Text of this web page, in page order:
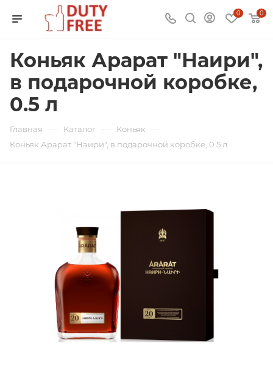
0 0
Коньяк Арарат "Наири",
в подарочной коробке,
0.5 л
Главная — Каталог — Коньяк —
Коньяк Арарат "Наири", в подарочной коробке, 0.5 л